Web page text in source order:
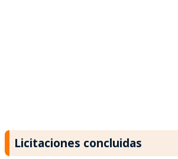
Licitaciones concluidas